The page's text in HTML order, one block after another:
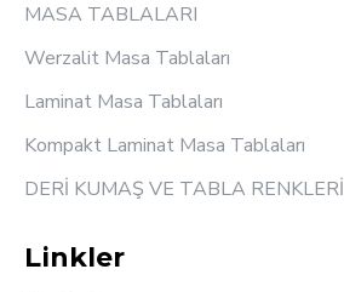
MASA TABLALARI
Werzalit Masa Tablaları
Laminat Masa Tablaları
Kompakt Laminat Masa Tablaları
DERİ KUMAŞ VE TABLA RENKLERİ
Linkler